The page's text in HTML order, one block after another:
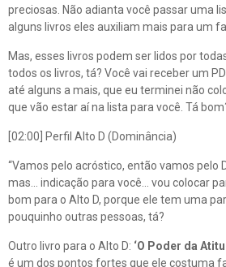
preciosas. Não adianta você passar uma
alguns livros eles auxiliam mais para um
Mas, esses livros podem ser lidos por
todos os livros, tá? Você vai receber um
até alguns a mais, que eu terminei não
que vão estar aí na lista para você. Tá
[02:00] Perfil Alto D (Dominância)
“Vamos pelo acróstico, então vamos
mas… indicação para você… vou colocar
bom para o Alto D, porque ele tem uma
pouquinho outras pessoas, tá?
Outro livro para o Alto D: ‘O Poder da
é um dos pontos fortes que ele costuma